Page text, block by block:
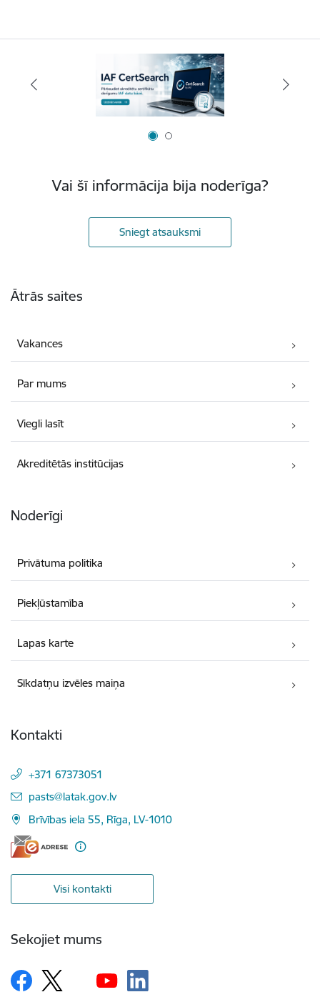
Vai šī informācija bija noderīga?
Sniegt atsauksmi
Ātrās saites
Vakances
Par mums
Viegli lasīt
Akreditētās institūcijas
Noderīgi
Privātuma politika
Piekļūstamība
Lapas karte
Sīkdatņu izvēles maiņa
Kontakti
+371 67373051
E-pasts:
pasts@latak.gov.lv
Brīvības iela 55, Rīga, LV-1010
Visi kontakti
Sekojiet mums